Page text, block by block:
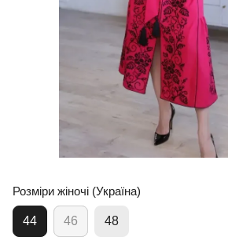
Розміри жіночі (Україна)
44 46 48